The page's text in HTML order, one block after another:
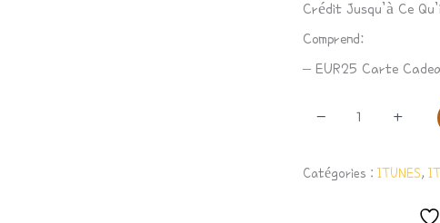
Crédit Jusqu’à Ce
Comprend:
– EUR25 Carte
- +
Catégories :ITUNES,